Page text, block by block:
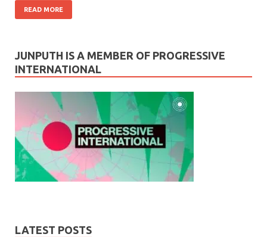
READ MORE
JUNPUTH IS A MEMBER OF PROGRESSIVE
INTERNATIONAL
LATEST POSTS